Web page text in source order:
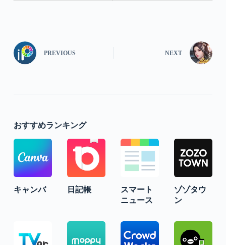
PREVIOUS NEXT
おすすめランキング
キャンバ 日記帳
スマート
ニュース
ゾゾタウ
ン